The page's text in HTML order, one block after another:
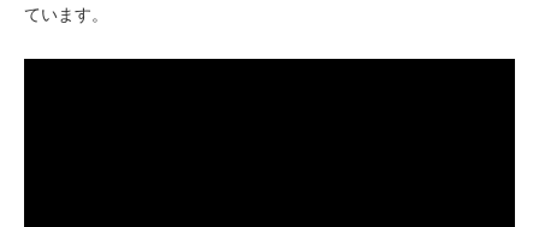
ています。